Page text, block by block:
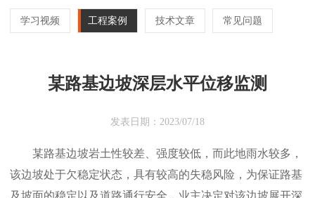
学习视频 工程案例 技术文章 常见问题
某路基边坡深层水平位移监测
发表日期： 2023/07/18
某路基边坡岩土性较差、强度较低，而此地雨水较多，
该边坡处于欠稳定状态，具有较高的失稳风险，为保证路基
及坡面的稳定以及道路通行安全，业主决定对该边坡展开深